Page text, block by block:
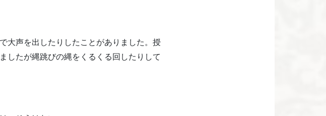
大声を出したりしたことがありました。授
したが縄跳びの縄をくるくる回したりして